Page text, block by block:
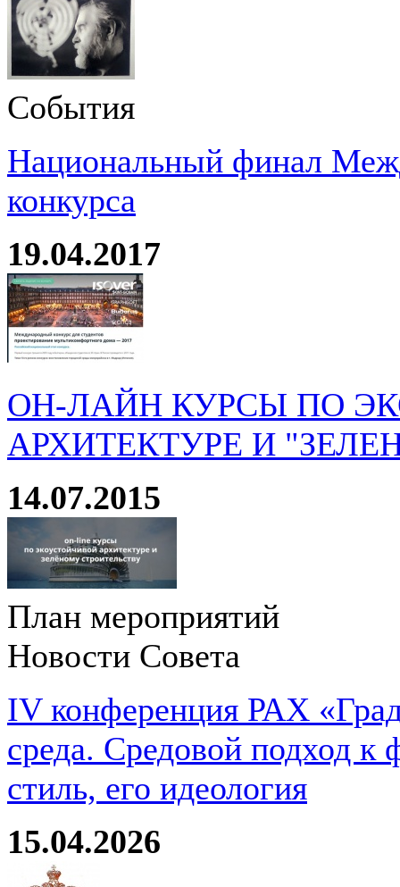
События
Национальный финал
конкурса
19.04.2017
ОН-ЛАЙН КУРСЫ ПО
АРХИТЕКТУРЕ И
14.07.2015
План мероприятий
Новости Совета
IV конференция РАХ
среда. Средовой подход
стиль, его идеология
15.04.2026